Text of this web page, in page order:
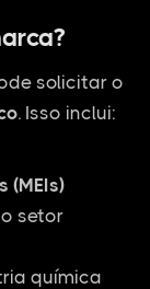
solicitar o
. Isso inclui:
(MEIs)
setor
química